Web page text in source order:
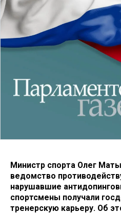
Министр спорта Олег
ведомство
нарушавшие
спортсмены получали
тренерскую карьеру. Об